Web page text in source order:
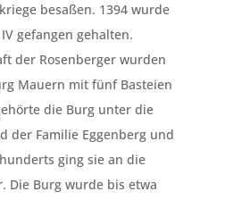
besaßen. 1394 wurde
gefangen gehalten.
der Rosenberger wurden
Mauern mit fünf Basteien
die Burg unter die
der Familie Eggenberg und
ging sie an die
Die Burg wurde bis etwa